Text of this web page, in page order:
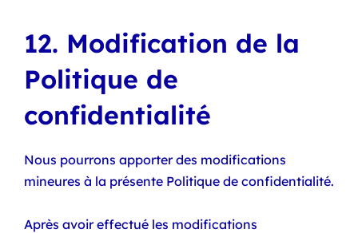
12. Modification de la
Politique de
confidentialité
Nous pourrons apporter des modifications
mineures à la présente Politique de confidentialité.
Après avoir effectué les modifications